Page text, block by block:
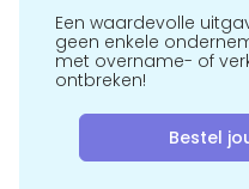
Een waardevolle
geen enkele
met overname- of
ontbreken!
Bestel